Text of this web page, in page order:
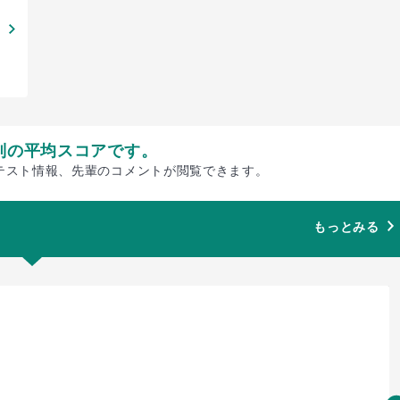
平均スコアです。
ト情報、先輩のコメントが閲覧できます。
もっとみる